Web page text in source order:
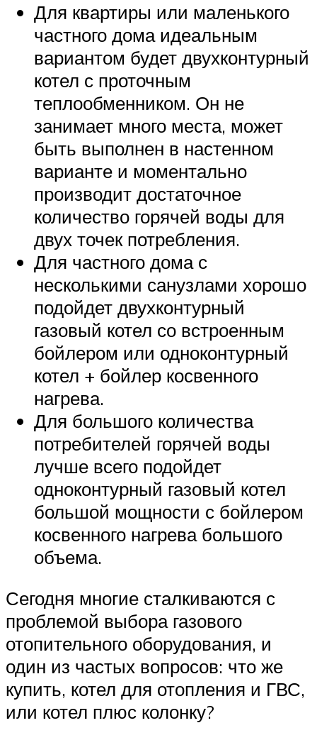
Для квартиры или маленького
частного дома идеальным
вариантом будет двухконтурный
котел с проточным
теплообменником. Он не
занимает много места, может
быть выполнен в настенном
варианте и моментально
производит достаточное
количество горячей воды для
двух точек потребления.
Для частного дома с
несколькими санузлами хорошо
подойдет двухконтурный
газовый котел со встроенным
бойлером или одноконтурный
котел + бойлер косвенного
нагрева.
Для большого количества
потребителей горячей воды
лучше всего подойдет
одноконтурный газовый котел
большой мощности с бойлером
косвенного нагрева большого
объема.
Сегодня многие сталкиваются с
проблемой выбора газового
отопительного оборудования, и
один из частых вопросов: что же
купить, котел для отопления и ГВС,
или котел плюс колонку?